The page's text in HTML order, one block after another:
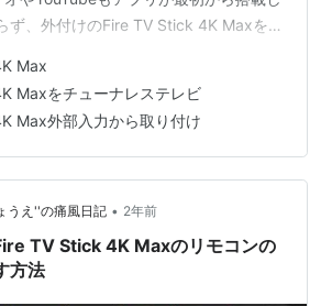
ず、外付けのFire TV Stick 4K Maxを付
コン操作による使い勝手が、Fire TV
モコン操作する方が、自分に合ってい
べて、いろいろな事が違います。ま
4K Maxでは、4K設定も…
Max
Maxをチューナレステレビ
Max外部入力から取り付け
うえ''の痛風日記 • 2年前
TV Stick 4K Maxのリモコンの
法